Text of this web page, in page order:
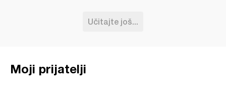
Učitajte još...
Moji prijatelji